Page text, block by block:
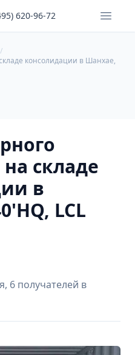
620-96-72
консолидации в Шанхае,
складе
в
LCL
6 получателей в